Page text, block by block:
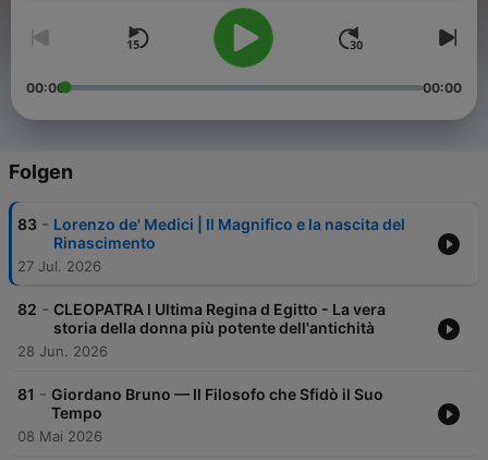
00:00 00:00
Folgen
83 - Lorenzo de' Medici | Il Magnifico e la nascita del
Rinascimento
27 Jul. 2026
82 - CLEOPATRA l Ultima Regina d Egitto - La vera
storia della donna più potente dell'antichità
28 Jun. 2026
81 - Giordano Bruno — Il Filosofo che Sfidò il Suo
Tempo
08 Mai 2026